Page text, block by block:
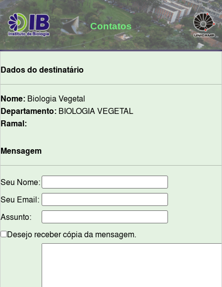
Contatos
Dados do destinatário
Nome: Biologia Vegetal
Departamento: BIOLOGIA VEGETAL
Ramal:
Mensagem
Seu Nome:
Seu Email:
Assunto:
Desejo receber cópia da mensagem.